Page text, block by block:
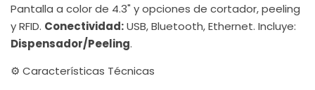
Pantalla a color de 4.3" y opciones de cortador, peeling
y RFID. Conectividad:USB, Bluetooth, Ethernet. Incluye:
Dispensador/Peeling.
⚙️ Características Técnicas